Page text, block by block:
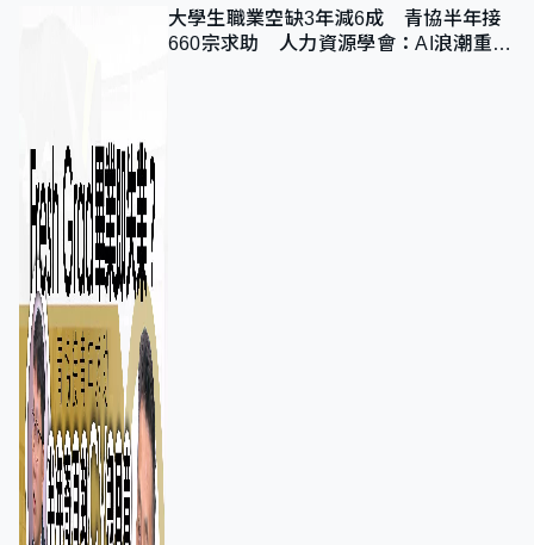
大學生職業空缺3年減6成 青協半年接
660宗求助 人力資源學會：AI浪潮重整